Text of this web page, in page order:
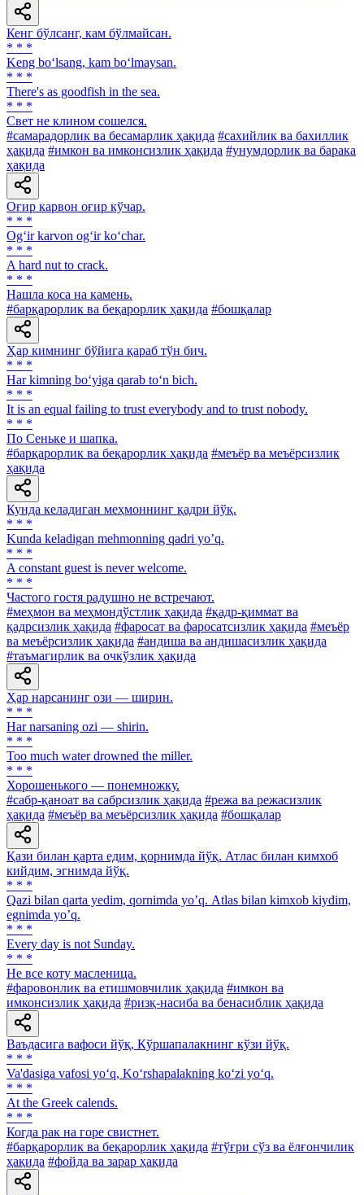
Кенг бўлсанг, кам бўлмайсан.
* * *
Keng bo‘lsang, kam bo‘lmaysan.
* * *
There's as goodfish in the sea.
* * *
Свет не клином сошелся.
#самарадорлик ва бесамарлик ҳақида #сахийлик ва бахиллик
ҳақида #имкон ва имконсизлик ҳақида #унумдорлик ва барака
ҳақида
Оғир карвон оғир кўчар.
* * *
Og‘ir karvon og‘ir ko‘char.
* * *
A hard nut to crack.
* * *
Нашла коса на камень.
#барқарорлик ва беқарорлик ҳақида #бошқалар
Ҳар кимнинг бўйига қараб тўн бич.
* * *
Har kimning bo‘yiga qarab to‘n bich.
* * *
It is an equal failing to trust everybody and to trust nobody.
* * *
По Сеньке и шапка.
#барқарорлик ва беқарорлик ҳақида #меъёр ва меъёрсизлик
ҳақида
Кунда келадиган меҳмоннинг қадри йўқ.
* * *
Kunda keladigan mehmonning qadri yoʼq.
* * *
A constant guest is never welcome.
* * *
Частого гостя радушно не встречают.
#меҳмон ва меҳмондўстлик ҳақида #қадр-қиммат ва
қадрсизлик ҳақида #фаросат ва фаросатсизлик ҳақида #меъёр
ва меъёрсизлик ҳақида #андиша ва андишасизлик ҳақида
#таъмагирлик ва очкўзлик ҳақида
Ҳар нарсанинг ози — ширин.
* * *
Har narsaning ozi — shirin.
* * *
Too much water drowned the miller.
* * *
Хорошенького — понемножку.
#сабр-қаноат ва сабрсизлик ҳақида #режа ва режасизлик
ҳақида #меъёр ва меъёрсизлик ҳақида #бошқалар
Қази билан қарта едим, қорнимда йўқ. Атлас билан кимхоб
кийдим, эгнимда йўқ.
* * *
Qazi bilan qarta yedim, qornimda yoʼq. Аtlas bilan kimxob kiydim,
egnimda yoʼq.
* * *
Every day is not Sunday.
* * *
He все коту масленица.
#фаровонлик ва етишмовчилик ҳақида #имкон ва
имконсизлик ҳақида #ризқ-насиба ва бенасиблик ҳақида
Ваъдасига вафоси йўқ, Кўршапалакнинг кўзи йўқ.
* * *
Va'dasiga vafosi yo‘q, Ko‘rshapalakning ko‘zi yo‘q.
* * *
At the Greek calends.
* * *
Когда рак на горе свистнет.
#барқарорлик ва беқарорлик ҳақида #тўғри сўз ва ёлғончилик
ҳақида #фойда ва зарар ҳақида